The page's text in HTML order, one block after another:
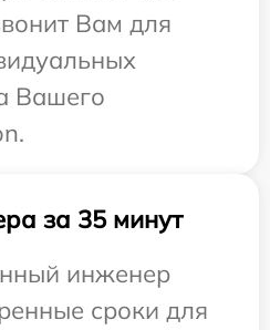
Вам для
Вашего
за 35 минут
инженер
сроки для